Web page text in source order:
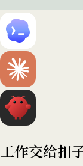
工作交给扣